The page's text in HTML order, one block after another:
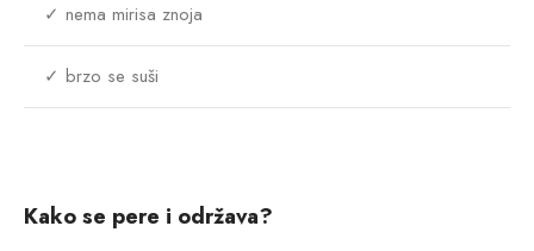
✓ nema mirisa znoja
✓ brzo se suši
Kako se pere i održava?